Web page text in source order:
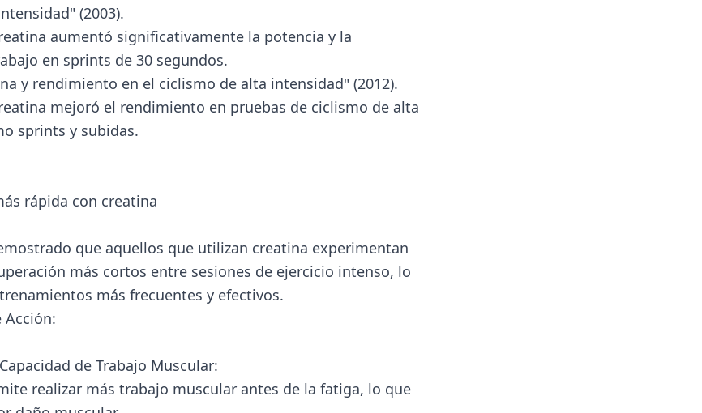
(2003).
aumentó significativamente la potencia y la
en sprints de 30 segundos.
y rendimiento en el ciclismo de alta intensidad" (2012).
mejoró el rendimiento en pruebas de ciclismo de alta
sprints y subidas.
rápida con creatina
que aquellos que utilizan creatina experimentan
más cortos entre sesiones de ejercicio intenso, lo
más frecuentes y efectivos.
Acción:
de Trabajo Muscular:
realizar más trabajo muscular antes de la fatiga, lo que